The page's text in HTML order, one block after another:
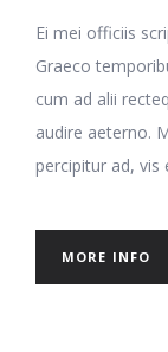
Ei mei officiis
Graeco
cum ad alii
audire aeterno.
percipitur ad, vis
MORE INFO